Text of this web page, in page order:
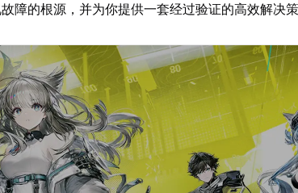
障的根源，并为你提供一套经过验证的高效解决